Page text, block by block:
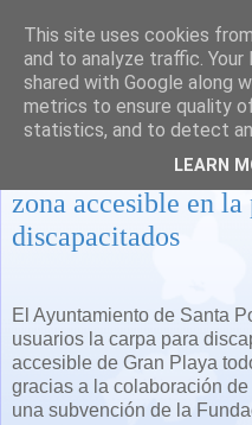
Santa Pola
zona accesible en la
discapacitados
El Ayuntamiento de Santa
usuarios la carpa para
accesible de Gran Playa
gracias a la colaboración
una subvención de la
This site uses cookies
and to analyze traffic.
shared with Google along
metrics to ensure quality
statistics, and to detect
LEARN